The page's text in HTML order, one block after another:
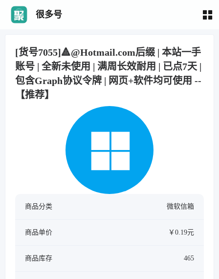
很多号
[货号7055]🔺@Hotmail.com后缀 | 本站一手
账号 | 全新未使用 | 满周长效耐用 | 已点7天 |
包含Graph协议令牌 | 网页+软件均可使用 --
【推荐】
商品分类 微软信箱
商品单价 ￥0.19元
商品库存 465